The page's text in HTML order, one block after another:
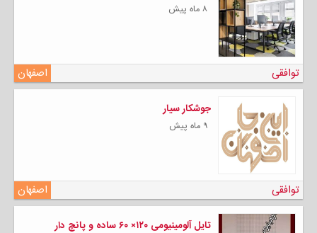
۸ ماه پیش
اصفهان توافقی
جوشکار سیار
۹ ماه پیش
اصفهان توافقی
تایل آلومینیومی ۱۲۰× ۶۰ ساده و پانچ دار